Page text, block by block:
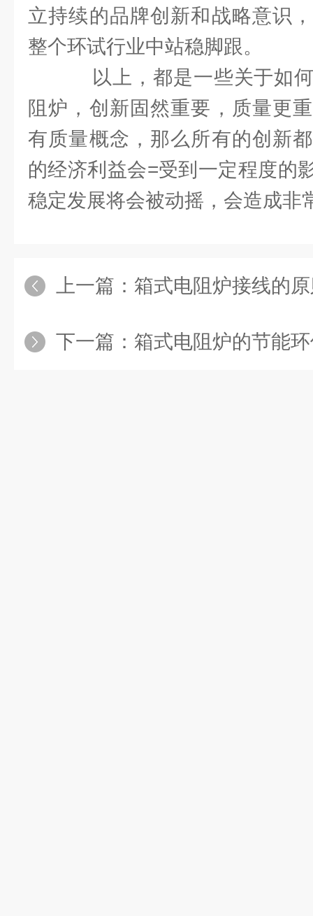
立持续的品牌创新和战略意识
整个环试行业中站稳脚跟。
以上，都是一些关于如
阻炉，创新固然重要，质量更
有质量概念，那么所有的创新
的经济利益会=受到一定程度的
稳定发展将会被动摇，会造成非
上一篇： 箱式电阻炉接线的
下一篇： 箱式电阻炉的节能